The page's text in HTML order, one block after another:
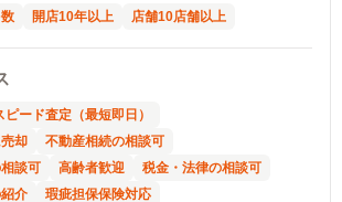
開店10年以上 店舗10店舗以上
ピード査定（最短即日）
却
不動産相続の相談可
談可
高齢者歓迎
税金・法律の相談可
介
瑕疵担保保険対応